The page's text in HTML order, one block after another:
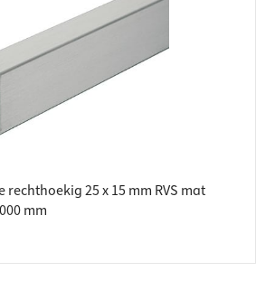
25 x 15 mm RVS mat
mm